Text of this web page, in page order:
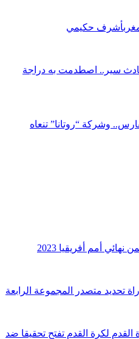
حكيمي
سير.. اصطدمت به دراجة
وشركة “روتانا” تنعاه
أمم أفريقيا 2023
تحديد متصدر المجموعة الرابعة
القدم لكرة القدم تفتح تحقيقا ضد